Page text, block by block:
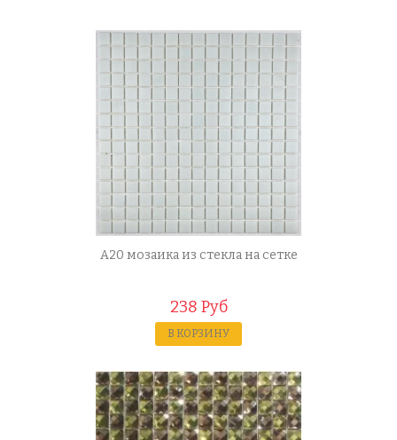
A20 мозаика из стекла на сетке
238 Руб
В КОРЗИНУ